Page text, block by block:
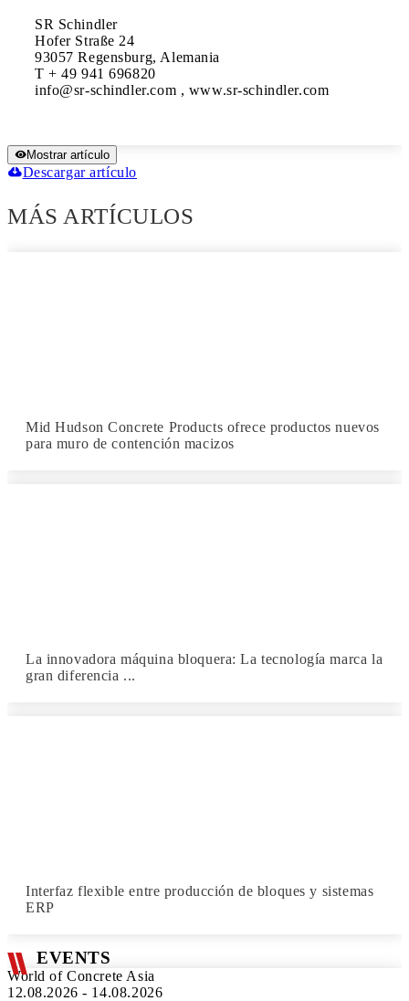
SR Schindler
Hofer Straße 24
93057 Regensburg, Alemania
T + 49 941 696820
info@sr-schindler.com , www.sr-schindler.com
Mostrar artículo
Descargar artículo
MÁS ARTÍCULOS
Mid Hudson Concrete Products ofrece productos nuevos
para muro de contención macizos
La innovadora máquina bloquera: La tecnología marca la
gran diferencia ...
Interfaz flexible entre producción de bloques y sistemas
ERP
EVENTS
World of Concrete Asia
12.08.2026 - 14.08.2026